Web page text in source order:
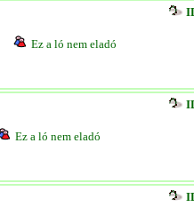
Ez a ló nem eladó
Ez a ló nem eladó